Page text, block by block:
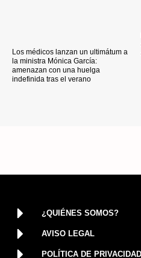
Los médicos lanzan un ultimátum a
la ministra Mónica García:
amenazan con una huelga
indefinida tras el verano
¿QUIÉNES SOMOS?
AVISO LEGAL
POLÍTICA DE PRIVACIDAD